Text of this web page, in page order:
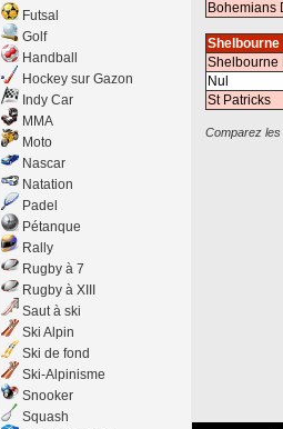
Bohemians
Shelbourne
Nul
St Patricks
Comparez
Futsal
Golf
Handball
Hockey sur Gazon
Indy Car
MMA
Moto
Nascar
Natation
Padel
Pétanque
Rally
Rugby à 7
Rugby à XIII
Saut à ski
Ski Alpin
Ski de fond
Ski-Alpinisme
Snooker
Squash